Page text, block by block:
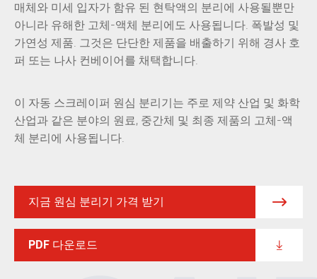
매체와 미세 입자가 함유 된 현탁액의 분리에 사용될뿐만
아니라 유해한 고체-액체 분리에도 사용됩니다. 폭발성 및
가연성 제품. 그것은 단단한 제품을 배출하기 위해 경사 호
퍼 또는 나사 컨베이어를 채택합니다.
이 자동 스크레이퍼 원심 분리기는 주로 제약 산업 및 화학
산업과 같은 분야의 원료, 중간체 및 최종 제품의 고체-액
체 분리에 사용됩니다.
지금 원심 분리기 가격 받기 
PDF 다운로드 